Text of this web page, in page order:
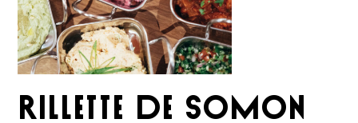
RILLETTE DE SOMON